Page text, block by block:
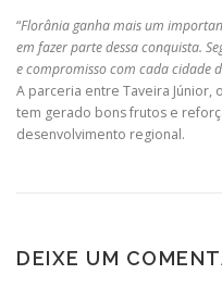
“Florânia ganha mais um
em fazer parte dessa conquista.
e compromisso com cada cidade
A parceria entre Taveira Júnior,
tem gerado bons frutos e
desenvolvimento regional.
DEIXE UM